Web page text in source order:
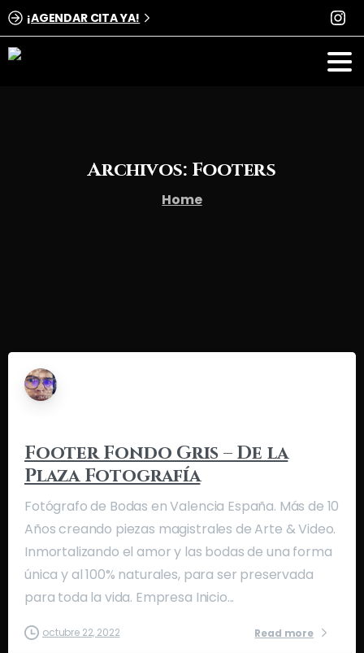
¡AGENDAR CITA YA!
Archivos: Footers
Home
Footer Fondo Gris – De la
Plaza Fotografía
Fotógrafo de Bodas en Valencia España. Más de 10
Años creando piezas magistrales de Arte & Video.
Inmortalizando el amor y las bodas de una forma
única y al 100% naturales, para ser preservada
para toda la vida. Empresa Inicio...
octubre 22, 2022 Read more